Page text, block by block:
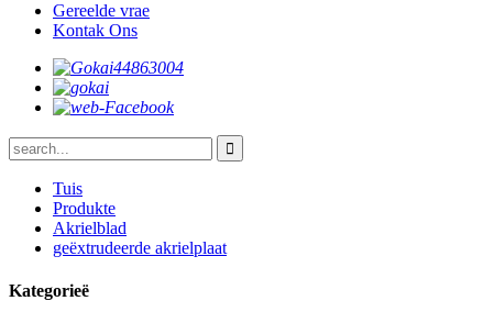
Gereelde vrae
Kontak Ons
Tuis
Produkte
Akrielblad
geëxtrudeerde akrielplaat
Kategorieë